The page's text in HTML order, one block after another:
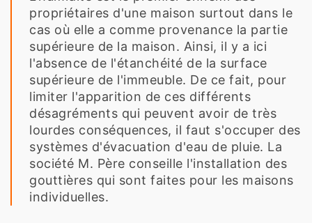
propriétaires d'une maison surtout dans le
cas où elle a comme provenance la partie
supérieure de la maison. Ainsi, il y a ici
l'absence de l'étanchéité de la surface
supérieure de l'immeuble. De ce fait, pour
limiter l'apparition de ces différents
désagréments qui peuvent avoir de très
lourdes conséquences, il faut s'occuper des
systèmes d'évacuation d'eau de pluie. La
société M. Père conseille l'installation des
gouttières qui sont faites pour les maisons
individuelles.